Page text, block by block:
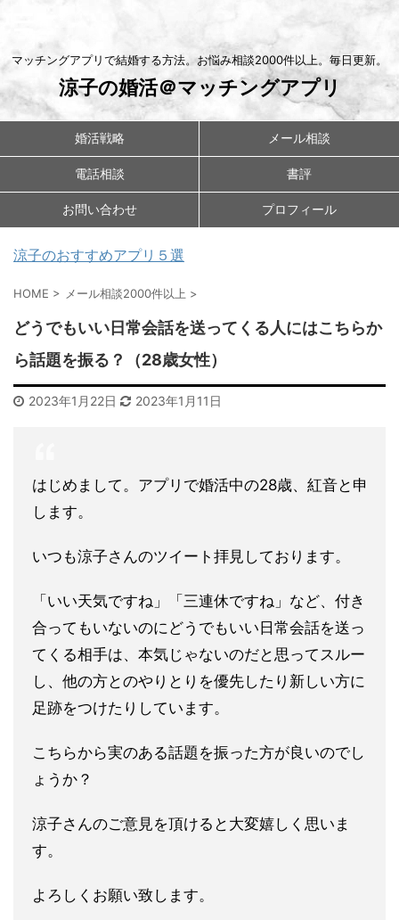
マッチングアプリで結婚する方法。お悩み相談2000件以上。毎日更新。
涼子の婚活＠マッチングアプリ
婚活戦略 メール相談
電話相談 書評
お問い合わせ プロフィール
涼子のおすすめアプリ５選
HOME > メール相談2000件以上 >
どうでもいい日常会話を送ってくる人にはこちらか
ら話題を振る？（28歳女性）
2023年1月22日 2023年1月11日
はじめまして。アプリで婚活中の28歳、紅音と申
します。
いつも涼子さんのツイート拝見しております。
「いい天気ですね」「三連休ですね」など、付き
合ってもいないのにどうでもいい日常会話を送っ
てくる相手は、本気じゃないのだと思ってスルー
し、他の方とのやりとりを優先したり新しい方に
足跡をつけたりしています。
こちらから実のある話題を振った方が良いのでし
ょうか？
涼子さんのご意見を頂けると大変嬉しく思いま
す。
よろしくお願い致します。